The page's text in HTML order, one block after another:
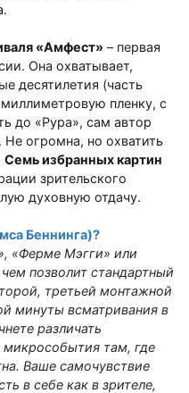
«Амфест» – первая
Она охватывает,
десятилетия (часть
пленку, с
до «Рура», сам автор
Не огромна, но охватить
Семь избранных картин
зрительского
духовную отдачу.
Беннинга)?
«Ферме Мэгги» или
позволит стандартный
третьей монтажной
минуты всматривания в
различать
микрособытия там, где
Ваше самочувствие
в себе как в зрителе,